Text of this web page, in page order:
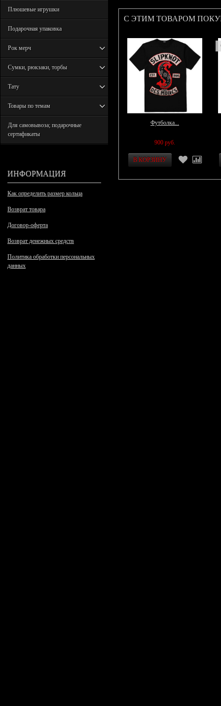
Плюшевые игрушки
Подарочная упаковка
Рок мерч
Сумки, рюкзаки, торбы
Тату
Товары по темам
Для самовывоза; подарочные
сертификаты
ИНФОРМАЦИЯ
Как определить размер кольца
Возврат товара
Договор-оферта
Возврат денежных средств
Политика обработки персональных
данных
С ЭТИМ ТОВАРОМ
Футболка...
900 руб.